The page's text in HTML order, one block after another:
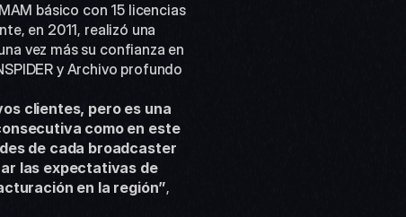
básico con 15 licencias
en 2011, realizó una
vez más su confianza en
y Archivo profundo
clientes, pero es una
como en este
de cada broadcaster
las expectativas de
en la región”,